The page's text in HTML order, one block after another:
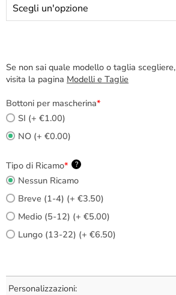
Se non sai quale modello o taglia scegliere,
visita la pagina Modelli e Taglie
Bottoni per mascherina*
SI (+ €1.00)
NO (+ €0.00)
Tipo di Ricamo* ?
Nessun Ricamo
Breve (1-4) (+ €3.50)
Medio (5-12) (+ €5.00)
Lungo (13-22) (+ €6.50)
Personalizzazioni: